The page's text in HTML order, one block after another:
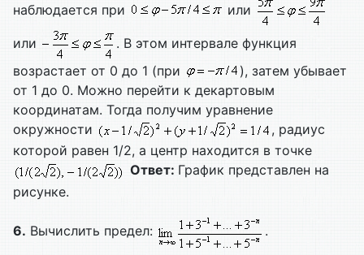
наблюдается при
или
или
. В этом интервале функция
возрастает от 0 до 1 (при
), затем убывает
от 1 до 0. Можно перейти к декартовым
координатам. Тогда получим уравнение
окружности
, радиус
которой равен 1/2, а центр находится в точке
Ответ: График представлен на
рисунке.
6. Вычислить предел: .